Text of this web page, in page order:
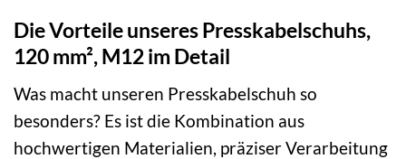
Die Vorteile unseres Presskabelschuhs,
120 mm², M12 im Detail
Was macht unseren Presskabelschuh so
besonders? Es ist die Kombination aus
hochwertigen Materialien, präziser Verarbeitung